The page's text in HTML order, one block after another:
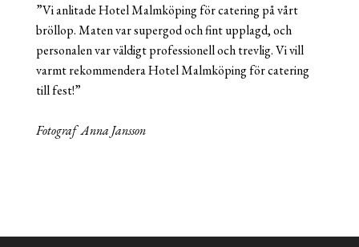
”Vi anlitade Hotel Malmköping för catering på vårt
bröllop. Maten var supergod och fint upplagd, och
personalen var väldigt professionell och trevlig. Vi vill
varmt rekommendera Hotel Malmköping för catering
till fest!”
Fotograf Anna Jansson